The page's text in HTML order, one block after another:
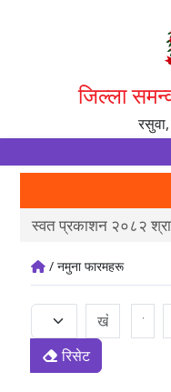
जिल्ला
स्वत प्रकाशन २०८२
/ नमुना फारमहरू
रिसेट